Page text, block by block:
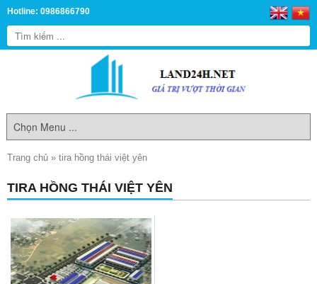
Hotline: 0986866790
Trang chủ » tira hồng thái việt yên
TIRA HỒNG THÁI VIỆT YÊN